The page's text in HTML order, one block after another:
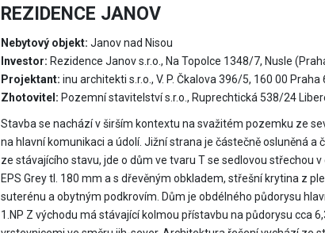
REZIDENCE JANOV
Nebytový objekt: Janov nad Nisou
Investor: Rezidence Janov s.r.o., Na Topolce 1348/7, Nusle
Projektant: inu architekti s.r.o., V. P. Čkalova 396/5, 160 00 Praha
Zhotovitel: Pozemní stavitelství s.r.o., Ruprechtická 538/24
Stavba se nachází v širším kontextu na svažitém pozemku ze
na hlavní komunikaci a údolí. Jižní strana je částečně osluněná
ze stávajícího stavu, jde o dům ve tvaru T se sedlovou střechou
EPS Grey tl. 180 mm a s dřevěným obkladem, střešní krytina z
suterénu a obytným podkrovím. Dům je obdélného půdorysu
1.NP Z východu má stávající kolmou přístavbu na půdorysu cca